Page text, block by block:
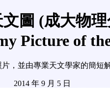
圖 (成大物
Picture of
，並由專業天文學家的簡短
2014 年 9 月 5 日